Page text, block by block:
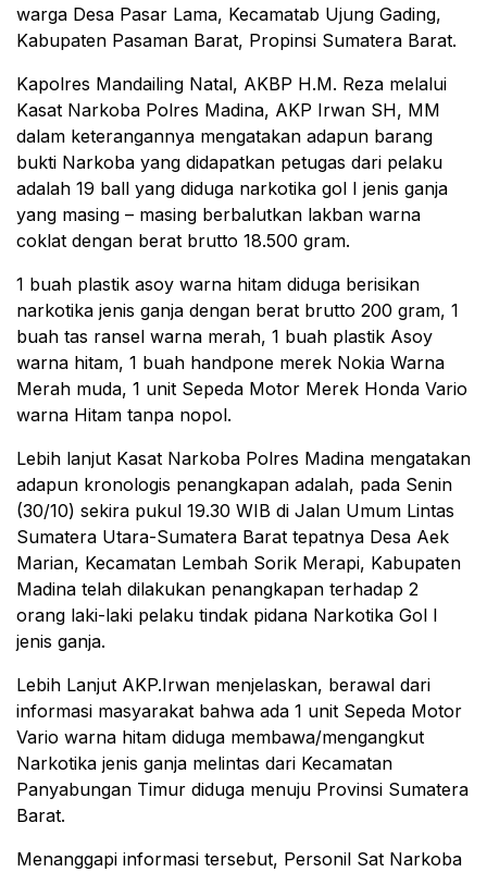
warga Desa Pasar Lama, Kecamatab Ujung Gading,
Kabupaten Pasaman Barat, Propinsi Sumatera Barat.
Kapolres Mandailing Natal, AKBP H.M. Reza melalui
Kasat Narkoba Polres Madina, AKP Irwan SH, MM
dalam keterangannya mengatakan adapun barang
bukti Narkoba yang didapatkan petugas dari pelaku
adalah 19 ball yang diduga narkotika gol I jenis ganja
yang masing – masing berbalutkan lakban warna
coklat dengan berat brutto 18.500 gram.
1 buah plastik asoy warna hitam diduga berisikan
narkotika jenis ganja dengan berat brutto 200 gram, 1
buah tas ransel warna merah, 1 buah plastik Asoy
warna hitam, 1 buah handpone merek Nokia Warna
Merah muda, 1 unit Sepeda Motor Merek Honda Vario
warna Hitam tanpa nopol.
Lebih lanjut Kasat Narkoba Polres Madina mengatakan
adapun kronologis penangkapan adalah, pada Senin
(30/10) sekira pukul 19.30 WIB di Jalan Umum Lintas
Sumatera Utara-Sumatera Barat tepatnya Desa Aek
Marian, Kecamatan Lembah Sorik Merapi, Kabupaten
Madina telah dilakukan penangkapan terhadap 2
orang laki-laki pelaku tindak pidana Narkotika Gol I
jenis ganja.
Lebih Lanjut AKP.Irwan menjelaskan, berawal dari
informasi masyarakat bahwa ada 1 unit Sepeda Motor
Vario warna hitam diduga membawa/mengangkut
Narkotika jenis ganja melintas dari Kecamatan
Panyabungan Timur diduga menuju Provinsi Sumatera
Barat.
Menanggapi informasi tersebut, Personil Sat Narkoba